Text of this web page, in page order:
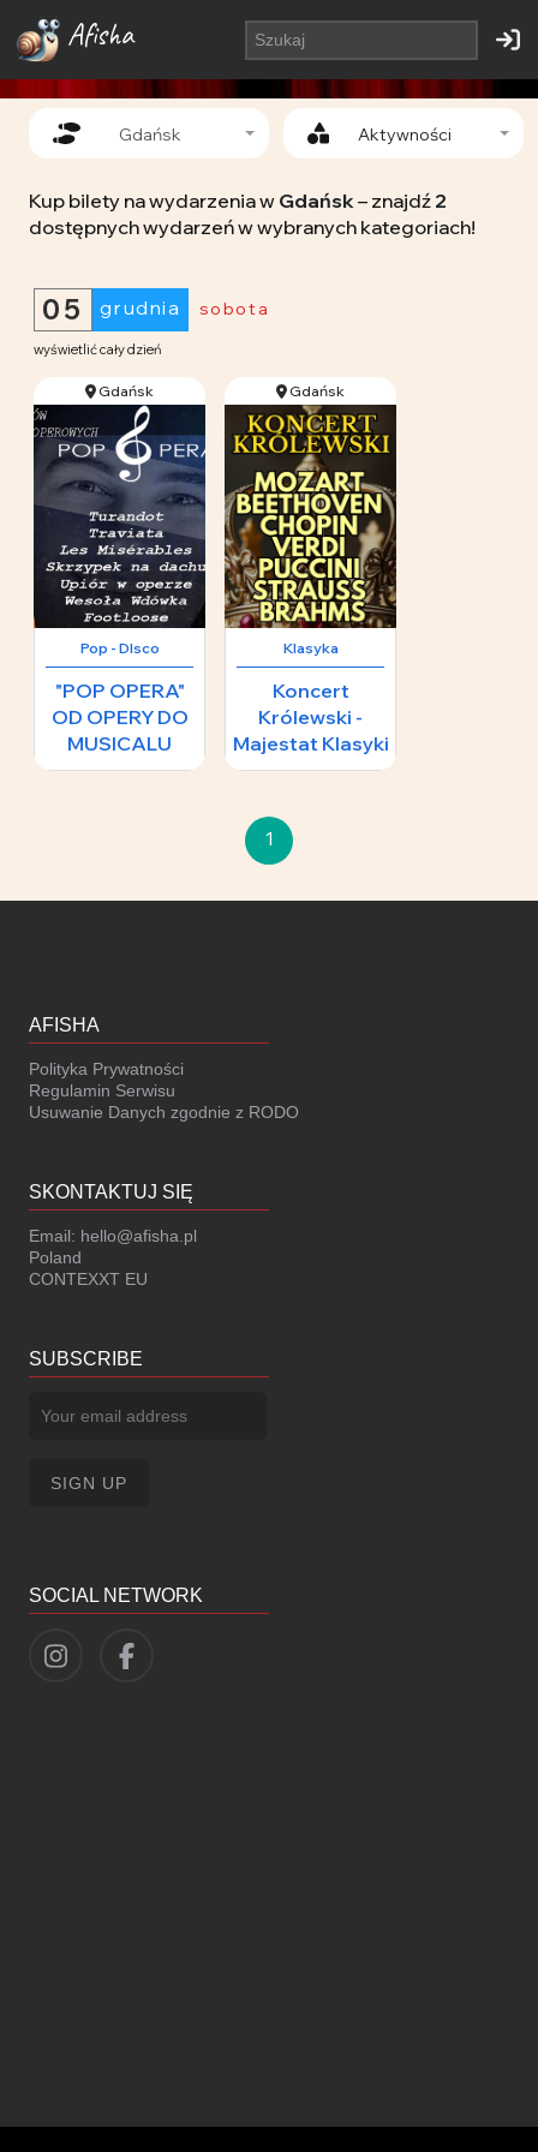
Afisha
Kup bilety na wydarzenia w Gdańsk– znajdź 2
dostępnych wydarzeń w wybranych kategoriach!
Gdańsk Aktywności
sobota
grudnia
05
wyświetlić cały dzień
Gdańsk
Pop - DIsco
"POP OPERA"
OD OPERY DO
MUSICALU
Gdańsk
Klasyka
Koncert
Królewski -
Majestat Klasyki
1
AFISHA
Polityka Prywatności
Regulamin Serwisu
Usuwanie Danych zgodnie z RODO
SKONTAKTUJ SIĘ
Email: hello@afisha.pl
Poland
CONTEXXT EU
SUBSCRIBE
SOCIAL NETWORK